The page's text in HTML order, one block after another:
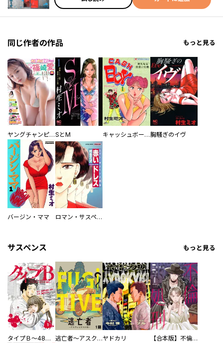
同じ作者の作品 もっと見る
ヤングチャンピオンSとM キャッシュボーイ胸騒ぎのイヴ
バージン・ママ ロマン・サスペンス劇場 赤いドレス
サスペンス もっと見る
タイプＢ～48時間後、致死率100％～【単話】 逃亡者～アスクレピオスの杖～ヤドカリ 【合本版】不倫処刑